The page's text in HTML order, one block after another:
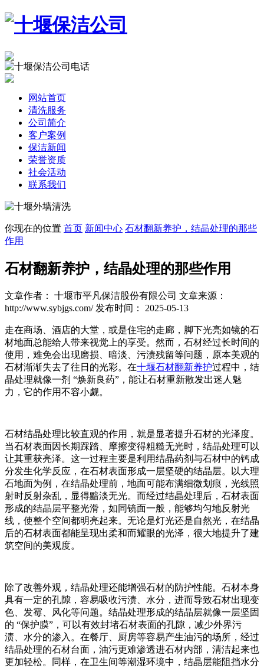
网站首页
清洗服务
公司简介
客户案例
保洁新闻
荣誉资质
社会活动
联系我们
你现在的位置 首页 新闻中心 石材翻新养护，结晶处理的那些
作用
石材翻新养护，结晶处理的那些作用
文章作者： 十堰市平凡保洁股份有限公司 文章来源：
http://www.sybjgs.com/ 发布时间： 2025-05-13
走在商场、酒店的大堂，或是住宅的走廊，脚下光亮如镜的石
材地面总能给人带来视觉上的享受。然而，石材经过长时间的
使用，难免会出现磨损、暗淡、污渍残留等问题，原本美观的
石材渐渐失去了往日的光彩。在十堰石材翻新养护过程中，结
晶处理就像一剂 “焕新良药”，能让石材重新散发出迷人魅
力，它的作用不容小觑。​
石材结晶处理比较直观的作用，就是显著提升石材的光泽度。
当石材表面因长期踩踏、摩擦变得粗糙无光时，结晶处理可以
让其重获亮泽。这一过程主要是利用结晶药剂与石材中的钙成
分发生化学反应，在石材表面形成一层坚硬的结晶层。以大理
石地面为例，在结晶处理前，地面可能布满细微划痕，光线照
射时反射杂乱，显得黯淡无光。而经过结晶处理后，石材表面
形成的结晶层平整光滑，如同镜面一般，能够均匀地反射光
线，使整个空间都明亮起来。无论是灯光还是自然光，在结晶
后的石材表面都能呈现出柔和而耀眼的光泽，很大地提升了建
筑空间的美观度。​
除了改善外观，结晶处理还能增强石材的防护性能。石材本身
具有一定的孔隙，容易吸收污渍、水分，进而导致石材出现变
色、发霉、风化等问题。结晶处理形成的结晶层就像一层坚固
的 “保护膜”，可以有效封堵石材表面的孔隙，减少外界污
渍、水分的渗入。在餐厅、厨房等容易产生油污的场所，经过
结晶处理的石材台面，油污更难渗透进石材内部，清洁起来也
更加轻松。同样，在卫生间等潮湿环境中，结晶层能阻挡水分